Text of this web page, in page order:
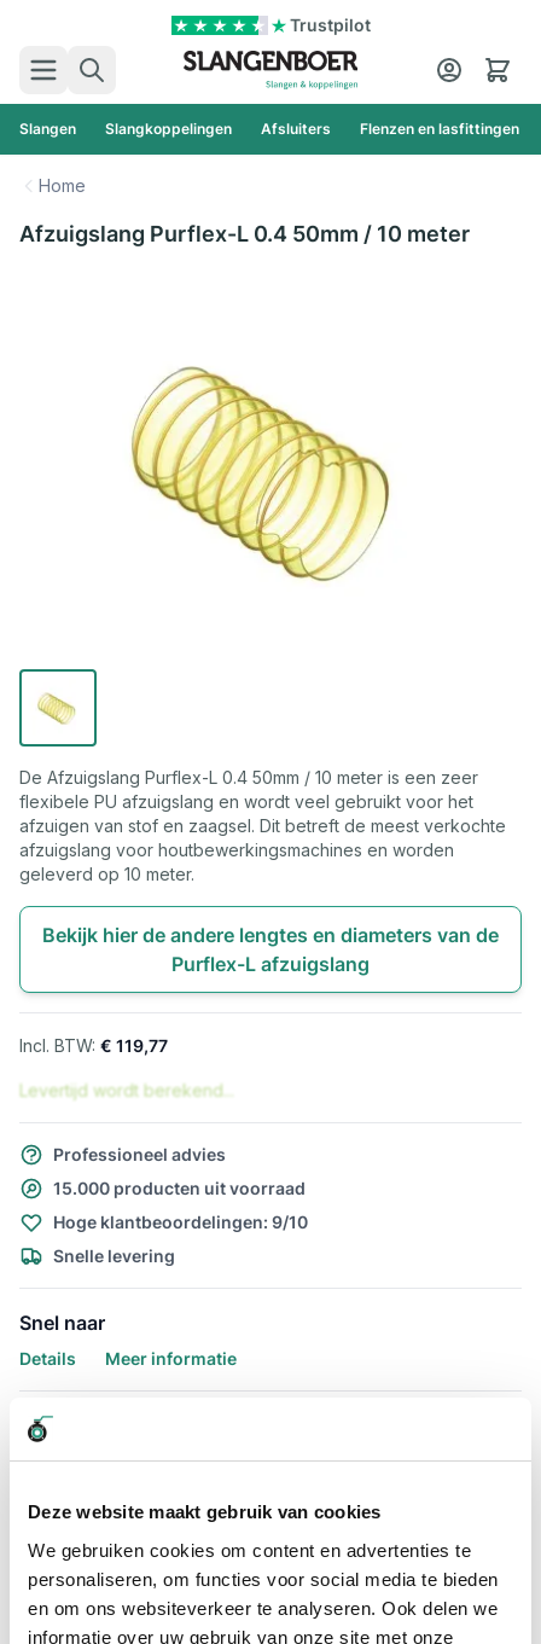
Deze website maakt gebruik van cookies
We gebruiken cookies om content en advertenties te
personaliseren, om functies voor social media te bieden
en om ons websiteverkeer te analyseren. Ook delen we
informatie over uw gebruik van onze site met onze
Trustpilot
Zoek
Cart
Slangen Slangkoppelingen Afsluiters Flenzen en lasfittingen
Home
Afzuigslang Purflex-L 0.4 50mm / 10 meter
De Afzuigslang Purflex-L 0.4 50mm / 10 meter is een zeer
flexibele PU afzuigslang en wordt veel gebruikt voor het
afzuigen van stof en zaagsel. Dit betreft de meest verkochte
afzuigslang voor houtbewerkingsmachines en worden
geleverd op 10 meter.
Bekijk hier de andere lengtes en diameters van de
Purflex-L afzuigslang
€ 119,77
Levertijd wordt berekend...
Professioneel advies
15.000 producten uit voorraad
Hoge klantbeoordelingen: 9/10
Snelle levering
Snel naar
Details Meer informatie
Details
Ventilatieslang / Afzuigslang PU
50mm
De Afzuigslang Purflex-L 0.4 50mm / 10 meter is uitermate
geschikt voor het afzuigen van stof en zaagsel voor op
houtbewerkingsmachines. De lichte PU afzuigslang welke
comprimeerbaar is heeft een wanddikte van 0.4mm en een